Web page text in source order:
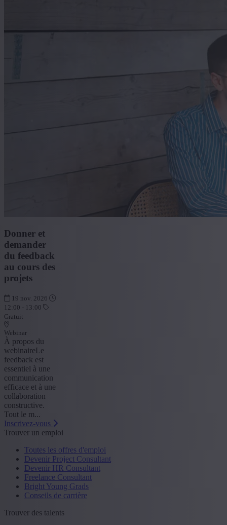
Donner et
demander
du feedback
au cours des
projets
19 nov. 2026
12:00 - 13:00
Gratuit
Webinar
À propos du
webinaireLe
feedback est
essentiel à une
communication
efficace et à une
collaboration
constructive.
Tout le m...
Inscrivez-vous
Trouver un emploi
Toutes les offres d'emploi
Devenir Project Consultant
Devenir HR Consultant
Freelance Consultant
Bright Young Grads
Conseils de carrière
Trouver des talents